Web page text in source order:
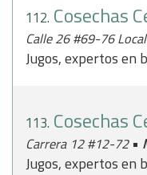
112. Cosechas Centro
Calle 26 #69-76
Jugos, expertos en
113. Cosechas
Carrera 12 #12-72 •
Jugos, expertos en